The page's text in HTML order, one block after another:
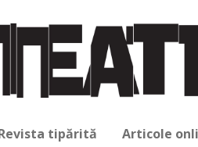
tipărită Articole